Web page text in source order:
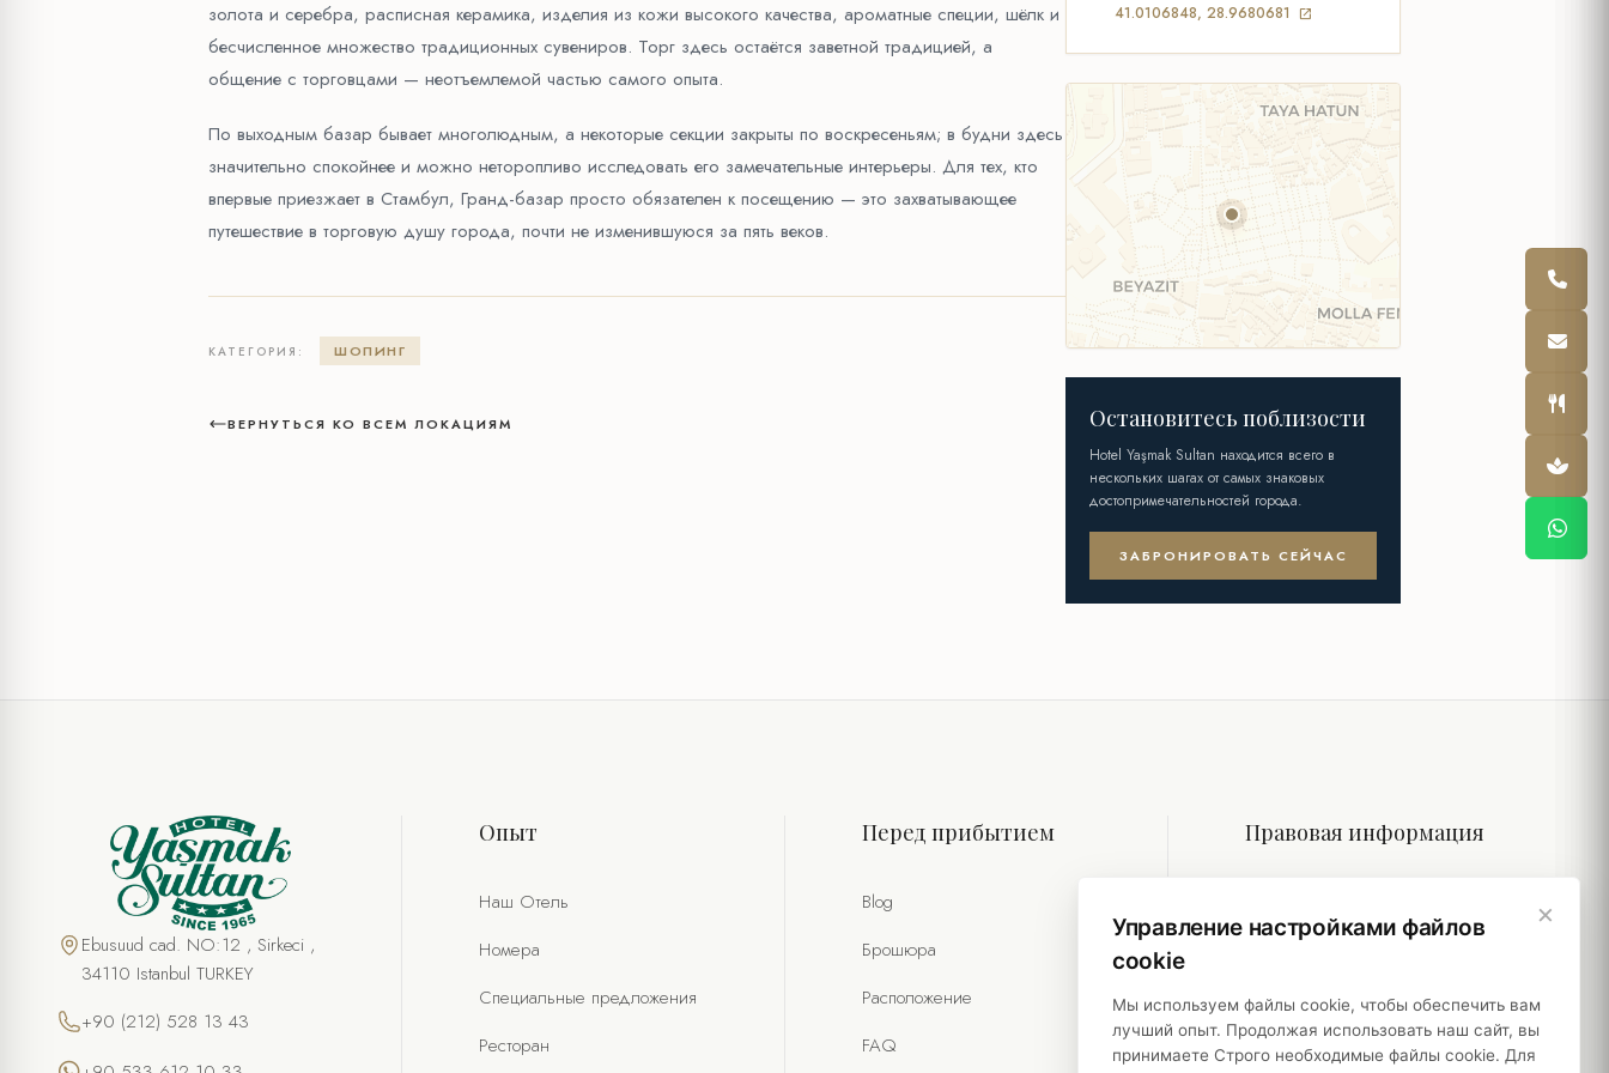
золота и серебра, расписная керамика, изделия из кожи высокого качества, ароматные специи, шёлк и
бесчисленное множество традиционных сувениров. Торг здесь остаётся заветной традицией, а
общение с торговцами — неотъемлемой частью самого опыта.
По выходным базар бывает многолюдным, а некоторые секции закрыты по воскресеньям; в будни здесь
значительно спокойнее и можно неторопливо исследовать его замечательные интерьеры. Для тех, кто
впервые приезжает в Стамбул, Гранд-базар просто обязателен к посещению — это захватывающее
путешествие в торговую душу города, почти не изменившуюся за пять веков.
КАТЕГОРИЯ: ШОПИНГ
ВЕРНУТЬСЯ КО ВСЕМ ЛОКАЦИЯМ
41.0106848, 28.9680681 open_in_new
Остановитесь поблизости
Hotel Yaşmak Sultan находится всего в
нескольких шагах от самых знаковых
достопримечательностей города.
ЗАБРОНИРОВАТЬ СЕЙЧАС
Ebusuud cad. NO:12 , Sirkeci ,
34110 Istanbul TURKEY
+90 (212) 528 13 43
Опыт
Наш Отель
Номера
Специальные предложения
Ресторан
Перед прибытием
Blog
Брошюра
Расположение
FAQ
Правовая информация
×
Управление настройками файлов
cookie
Мы используем файлы cookie, чтобы обеспечить вам
лучший опыт. Продолжая использовать наш сайт, вы
принимаете Строго необходимые файлы cookie. Для